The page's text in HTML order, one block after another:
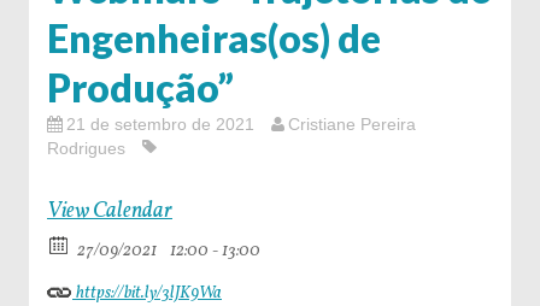
Engenheiras(os) de
Produção”
21 de setembro de 2021
Cristiane Pereira
Rodrigues
View Calendar
27/09/2021 12:00 - 13:00
https://bit.ly/3lJK9Wa